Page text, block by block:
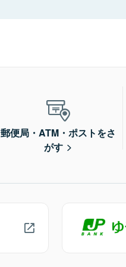
郵便局・ATM・ポストをさ
がす